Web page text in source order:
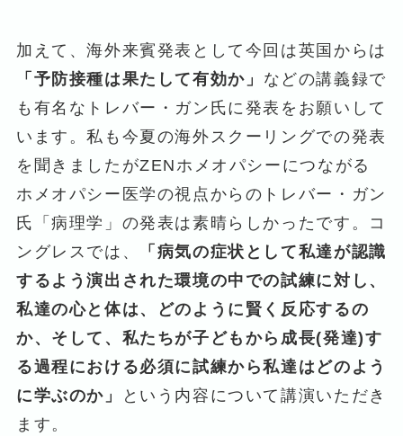
加えて、海外来賓発表として今回は英国からは
「予防接種は果たして有効か」 などの講義録で
も有名なトレバー・ガン氏に発表をお願いして
います。私も今夏の海外スクーリングでの発表
を聞きましたがZENホメオパシーにつながる
ホメオパシー医学の視点からのトレバー・ガン
氏「病理学」の発表は素晴らしかったです。コ
ングレスでは、
「病気の症状として私達が認識
するよう演出された環境の中での試練に対し、
私達の心と体は、どのように賢く反応するの
か、そして、私たちが子どもから成長(発達)す
る過程における必須に試練から私達はどのよう
に学ぶのか」
という内容について講演いただき
ます。